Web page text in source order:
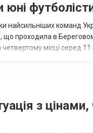
юні
команд
що проходила в
місці серед
з